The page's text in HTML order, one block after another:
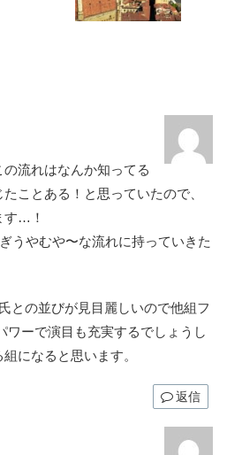
流れはなんか知ってる
ことある！と思っていたので、
す…！
うやむや〜な流れに持っていきた
との並びが見目麗しいので他組フ
ワーで演目も充実するでしょうし
になると思います。
返信